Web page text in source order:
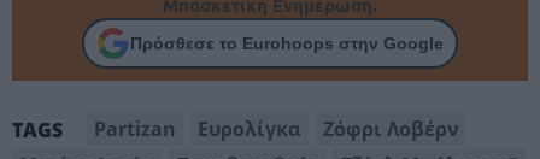
Μπασκετική Ενημέρωση.
Πρόσθεσε το Eurohoops στην Google
TAGS Partizan Ευρολίγκα
Ζόφρι Λοβέρν